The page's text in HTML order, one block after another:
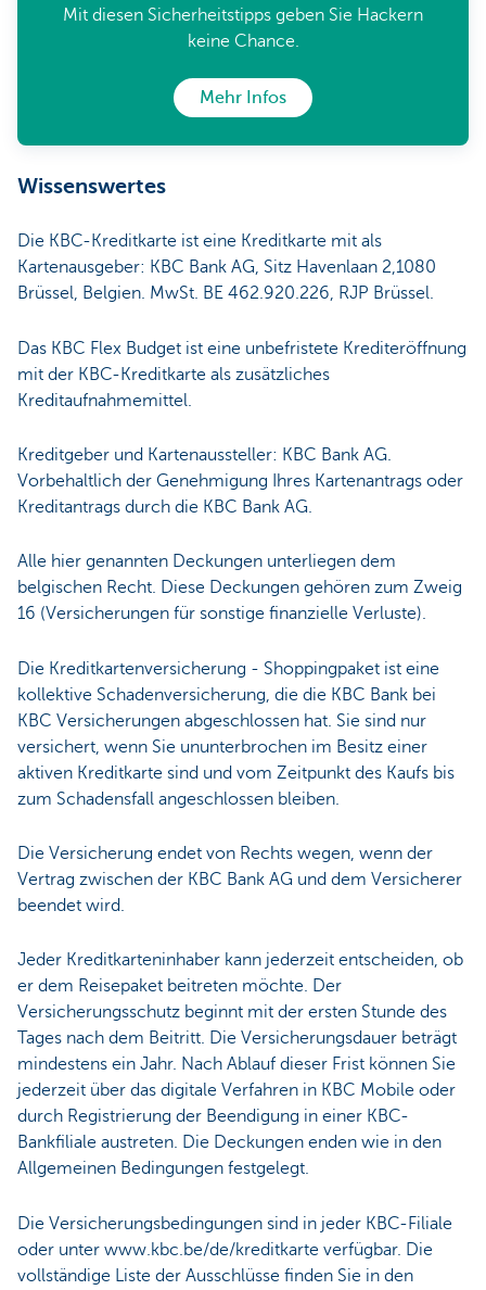
Mit diesen Sicherheitstipps geben Sie Hackern
keine Chance.
Mehr Infos
Wissenswertes
Die KBC-Kreditkarte ist eine Kreditkarte mit als
Kartenausgeber: KBC Bank AG, Sitz Havenlaan 2,1080
Brüssel, Belgien. MwSt. BE 462.920.226, RJP Brüssel.
Das KBC Flex Budget ist eine unbefristete Krediteröffnung
mit der KBC-Kreditkarte als zusätzliches
Kreditaufnahmemittel.
Kreditgeber und Kartenaussteller: KBC Bank AG.
Vorbehaltlich der Genehmigung Ihres Kartenantrags oder
Kreditantrags durch die KBC Bank AG.
Alle hier genannten Deckungen unterliegen dem
belgischen Recht. Diese Deckungen gehören zum Zweig
16 (Versicherungen für sonstige finanzielle Verluste).
Die Kreditkartenversicherung - Shoppingpaket ist eine
kollektive Schadenversicherung, die die KBC Bank bei
KBC Versicherungen abgeschlossen hat. Sie sind nur
versichert, wenn Sie ununterbrochen im Besitz einer
aktiven Kreditkarte sind und vom Zeitpunkt des Kaufs bis
zum Schadensfall angeschlossen bleiben.
Die Versicherung endet von Rechts wegen, wenn der
Vertrag zwischen der KBC Bank AG und dem Versicherer
beendet wird.
Jeder Kreditkarteninhaber kann jederzeit entscheiden, ob
er dem Reisepaket beitreten möchte. Der
Versicherungsschutz beginnt mit der ersten Stunde des
Tages nach dem Beitritt. Die Versicherungsdauer beträgt
mindestens ein Jahr. Nach Ablauf dieser Frist können Sie
jederzeit über das digitale Verfahren in KBC Mobile oder
durch Registrierung der Beendigung in einer KBC-
Bankfiliale austreten. Die Deckungen enden wie in den
Allgemeinen Bedingungen festgelegt.
Die Versicherungsbedingungen sind in jeder KBC-Filiale
oder unter www.kbc.be/de/kreditkarte verfügbar. Die
vollständige Liste der Ausschlüsse finden Sie in den